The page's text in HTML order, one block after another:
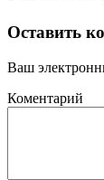
Оставить
Ваш
Коментарий